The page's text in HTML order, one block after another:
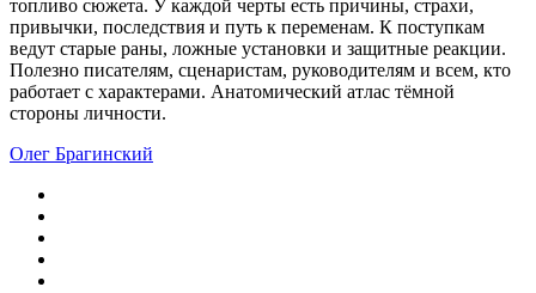
топливо сюжета. У каждой черты есть причины, страхи,
привычки, последствия и путь к переменам. К поступкам
ведут старые раны, ложные установки и защитные реакции.
Полезно писателям, сценаристам, руководителям и всем, кто
работает с характерами. Анатомический атлас тёмной
стороны личности.
Олег Брагинский